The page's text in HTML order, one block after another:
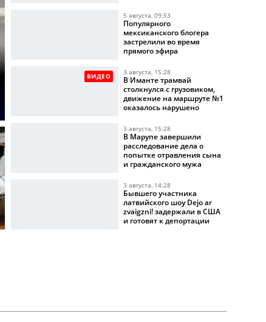
5 августа, 09:53
Популярного
мексиканского блогера
застрелили во время
прямого эфира
ВИДЕО 3 августа, 15:28
В Иманте трамвай
столкнулся с грузовиком,
движение на маршруте №1
оказалось нарушено
3 августа, 15:28
В Марупе завершили
расследование дела о
попытке отравления сына
и гражданского мужа
3 августа, 14:28
Бывшего участника
латвийского шоу Dejo ar
zvaigzni! задержали в США
и готовят к депортации